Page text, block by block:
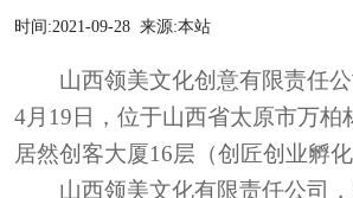
时间:2021-09-28来源:本站
山西领美文化创意有限责任
4月 19 日，位于山西省太原市万柏
居然创客大厦16层（创匠创业孵化
山西领美文化有限责任公司